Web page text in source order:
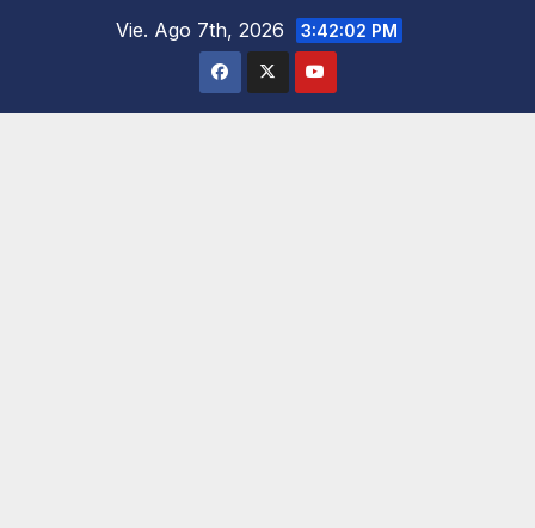
Vie. Ago 7th, 2026 3:42:03 PM